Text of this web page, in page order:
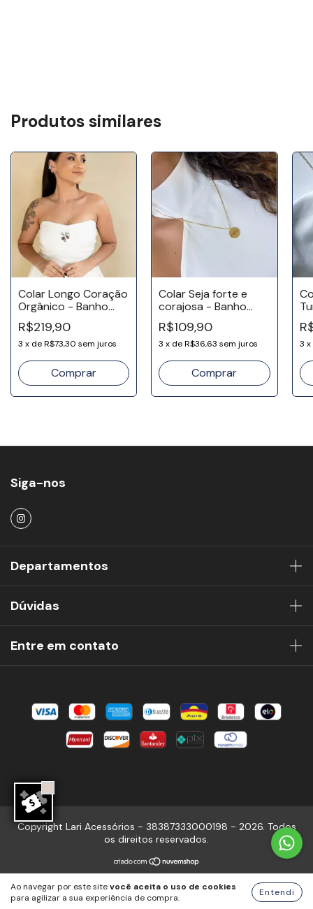
Ao navegar por este sitevocê aceita o uso de cookies
para agilizar a sua experiência de compra.
Entendi
Produtos similares
Colar Longo Coração
Orgânico - Banho
Ródio
R$219,90
3 x deR$73,30 sem juros
Colar Seja forte e
corajosa - Banho
Ouro 18k
R$109,90
3 x deR$36,63 sem juros 3 x
Siga-nos
Departamentos
Dúvidas
Entre em contato
Copyright Lari Acessórios - 38387333000198 - 2026. Todos
os direitos reservados.